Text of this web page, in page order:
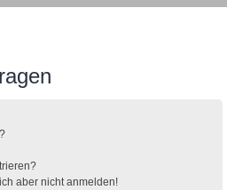
aber nicht anmelden!